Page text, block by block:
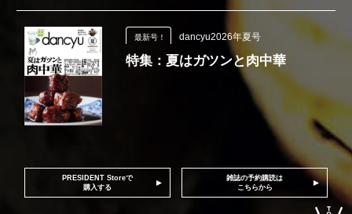
最新号！ dancyu2026年夏号
特集：夏はガツンと肉中華
PRESIDENT Storeで
購入する
雑誌の予約購読は
こちらから